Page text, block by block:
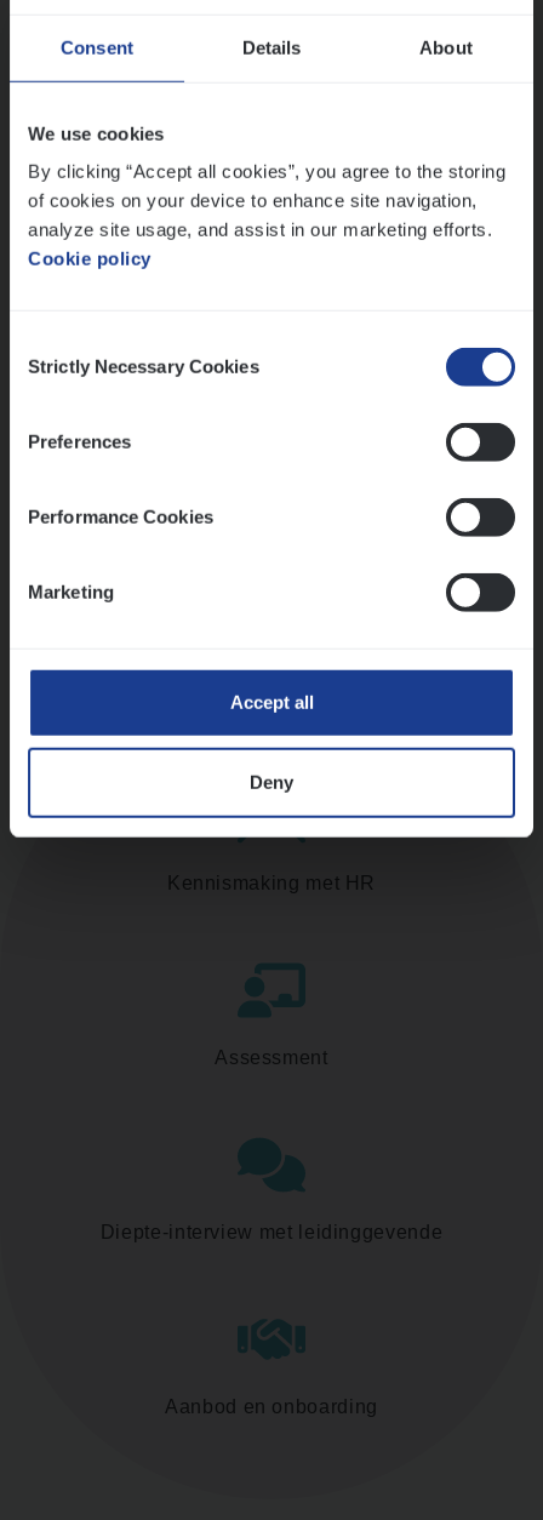
Consent Details About
We use cookies
By clicking “Accept all cookies”, you agree to the storing
of cookies on your device to enhance site navigation,
analyze site usage, and assist in our marketing efforts.
Cookie policy
Selection
Strictly Necessary Cookies
Preferences
Performance Cookies
Marketing
Accept all
Deny
Advisor/​Configuratie ana­lyst Part­ner in
Benefits
Insurance Operations
Beveren
versterken
Thalia zoekt graag oplossingen, in games én op het
Ons sollicitatieproces
Kennismaking met HR
Assessment
Diepte-interview met leidinggevende
Aanbod en onboarding